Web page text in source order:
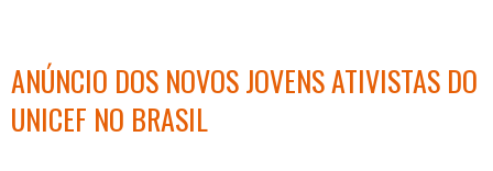
ANÚNCIO DOS NOVOS JOVENS ATIVISTAS DO
UNICEF NO BRASIL